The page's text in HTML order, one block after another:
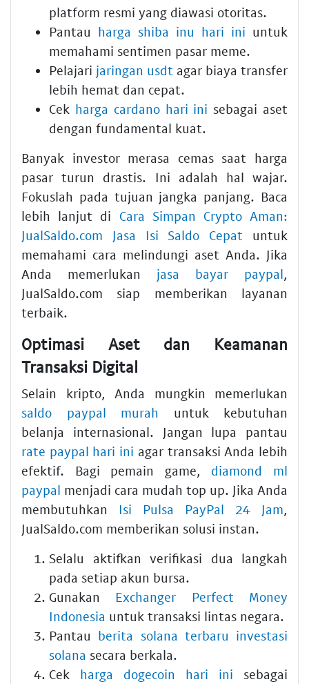
platform resmi yang diawasi otoritas.
Pantau harga shiba inu hari ini untuk
memahami sentimen pasar meme.
Pelajari jaringan usdt agar biaya transfer
lebih hemat dan cepat.
Cek harga cardano hari ini sebagai aset
dengan fundamental kuat.
Banyak investor merasa cemas saat harga
pasar turun drastis. Ini adalah hal wajar.
Fokuslah pada tujuan jangka panjang. Baca
lebih lanjut di Cara Simpan Crypto Aman:
JualSaldo.com Jasa Isi Saldo Cepat untuk
memahami cara melindungi aset Anda. Jika
Anda memerlukan jasa bayar paypal,
JualSaldo.com siap memberikan layanan
terbaik.
Optimasi Aset dan Keamanan
Transaksi Digital
Selain kripto, Anda mungkin memerlukan
saldo paypal murah untuk kebutuhan
belanja internasional. Jangan lupa pantau
rate paypal hari ini agar transaksi Anda lebih
efektif. Bagi pemain game, diamond ml
paypal menjadi cara mudah top up. Jika Anda
membutuhkan Isi Pulsa PayPal 24 Jam,
JualSaldo.com memberikan solusi instan.
Selalu aktifkan verifikasi dua langkah
pada setiap akun bursa.
Gunakan Exchanger Perfect Money
Indonesia untuk transaksi lintas negara.
Pantau berita solana terbaru investasi
solana secara berkala.
Cek harga dogecoin hari ini sebagai